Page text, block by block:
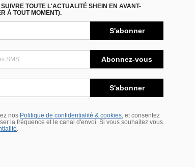
TOUTE L'ACTUALITÉ SHEIN EN AVANT-
À TOUT MOMENT).
S'abonner
Abonnez-vous
S'abonner
nos Politique de confidentialité & cookies, et consentez
la fréquence et le canal d'envoi. Si vous souhaitez vous
.